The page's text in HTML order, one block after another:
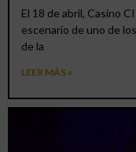
El 18 de abril, Casino
escenario de uno de
de la
LEER MÁS »